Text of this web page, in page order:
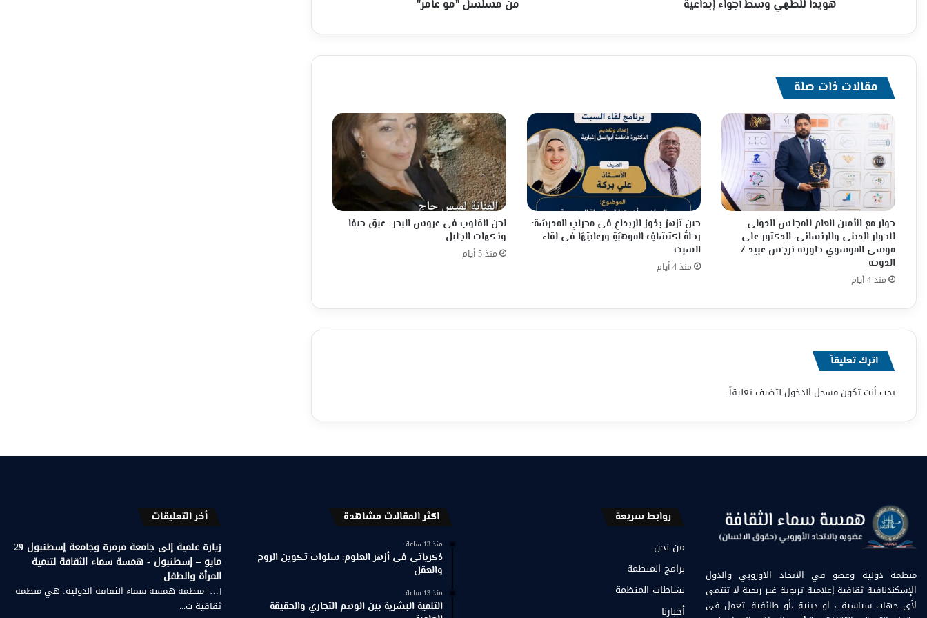
أجواء
هويدا للطهي وسط أجواء إبداعية
من مسلسل "مو عامر"
مقالات ذات صلة
حوار مع الأمين العام للمجلس الدولي
للحوار الديني والإنساني، الدكتور علي
موسى الموسوي حاورته نرجس عبيد /
الدوحة
منذ 4 أيام
حين تزهرُ بذورُ الإبداعِ في محرابِ المدرسَة:
رحلةُ اكتشافِ الموهبَةِ ورعايتِهَا في لقاء
السبت
منذ 4 أيام
لحن القلوب في عروس البحر.. عبق حيفا
ونكهات الجليل
منذ 5 أيام
اترك تعليقاً
يجب أنت تكونمسجل الدخول لتضيف تعليقاً.
منظمة دولية وعضو في الاتحاد الاوروبي والدول
الإسكندنافية ثقافية إعلامية تربوية غير ربحية لا تنتمي
لأي جهات سياسية ، او دينية ،أو طائفية. تعمل في
روابط سريعة
من نحن
برامج المنظمة
نشاطات المنظمة
أخبارنا
اكثر المقالات مشاهدة
منذ 13 ساعة
ذكرياتي في أزهر العلوم: سنوات تكوين الروح
والعقل
منذ 13 ساعة
التنمية البشرية بين الوهم التجاري والحقيقة
أخر التعليقات
زيارة علمية إلى جامعة مرمرة وجامعة إسطنبول 29
مايو – إسطنبول - همسة سماء الثقافة لتنمية
المرأة والطفل
[…] منظمة همسة سماء الثقافة الدولية: هي منظمة
ثقافية ت...